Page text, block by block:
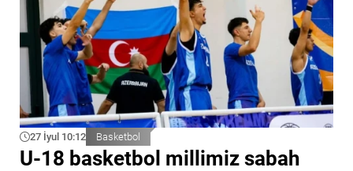
27 İyul 10:12 Basketbol
U-18 basketbol millimiz sabah